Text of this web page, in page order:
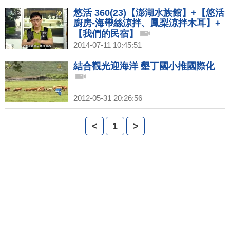
悠活 360(23)【澎湖水族館】+【悠活
廚房-海帶絲涼拌、鳳梨涼拌木耳】+
【我們的民宿】
2014-07-11 10:45:51
結合觀光迎海洋 墾丁國小推國際化
2012-05-31 20:26:56
< 1 >